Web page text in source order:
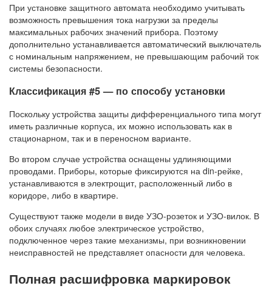
При установке защитного автомата необходимо учитывать
возможность превышения тока нагрузки за пределы
максимальных рабочих значений прибора. Поэтому
дополнительно устанавливается автоматический выключатель
с номинальным напряжением, не превышающим рабочий ток
системы безопасности.
Классификация #5 — по способу установки
Поскольку устройства защиты дифференциального типа могут
иметь различные корпуса, их можно использовать как в
стационарном, так и в переносном варианте.
Во втором случае устройства оснащены удлиняющими
проводами. Приборы, которые фиксируются на din-рейке,
устанавливаются в электрощит, расположенный либо в
коридоре, либо в квартире.
Существуют также модели в виде УЗО-розеток и УЗО-вилок. В
обоих случаях любое электрическое устройство,
подключенное через такие механизмы, при возникновении
неисправностей не представляет опасности для человека.
Полная расшифровка маркировок